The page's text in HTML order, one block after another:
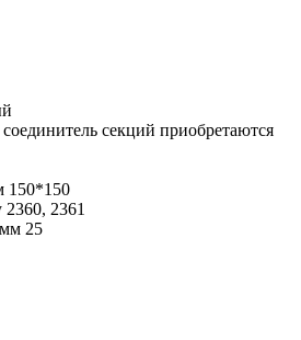
секций приобретаются
150*150
2360, 2361
мм 25